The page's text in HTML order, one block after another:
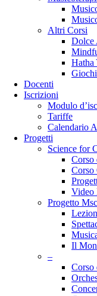
Altri Corsi
Dolce
Hatha
Docenti
Iscrizioni
Modulo
Tariffe
Calendario
Progetti
Science for
Corso
Corso
Video
Progetto
Il
–
Corso